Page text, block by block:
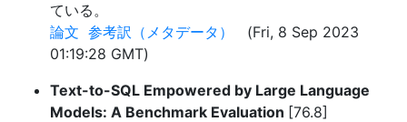
ている。
論文 参考訳（メタデータ）
(Fri, 8 Sep 2023
01:19:28 GMT)
Text-to-SQL Empowered by Large Language
Models: A Benchmark Evaluation [76.8]